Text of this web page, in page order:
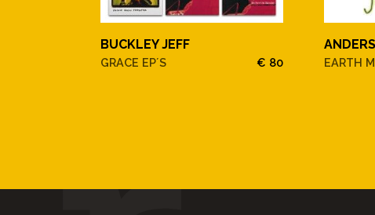
BUCKLEY JEFF
GRACE EP´S € 80 EARTH